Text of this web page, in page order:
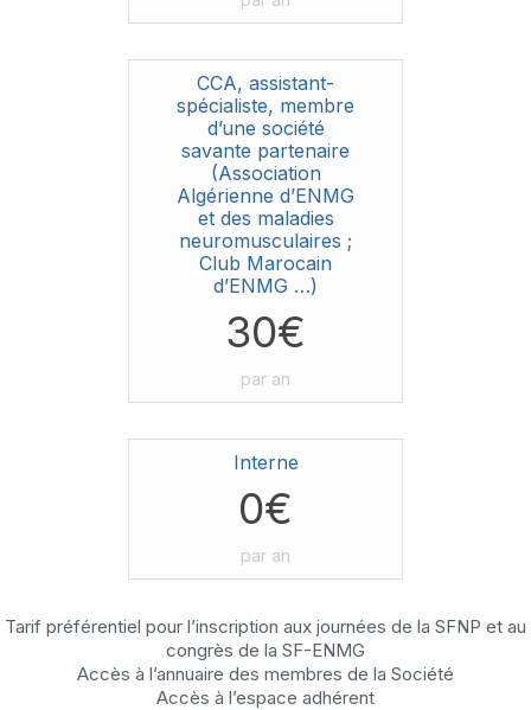
CCA, assistant-
spécialiste, membre
d’une société
savante partenaire
(Association
Algérienne d’ENMG
et des maladies
neuromusculaires ;
Club Marocain
d’ENMG …)
30€
par an
Interne
0€
par an
Tarif préférentiel pour l’inscription aux journées de la SFNP et au
congrès de la SF-ENMG
Accès à l’annuaire des membres de la Société
Accès à l’espace adhérent